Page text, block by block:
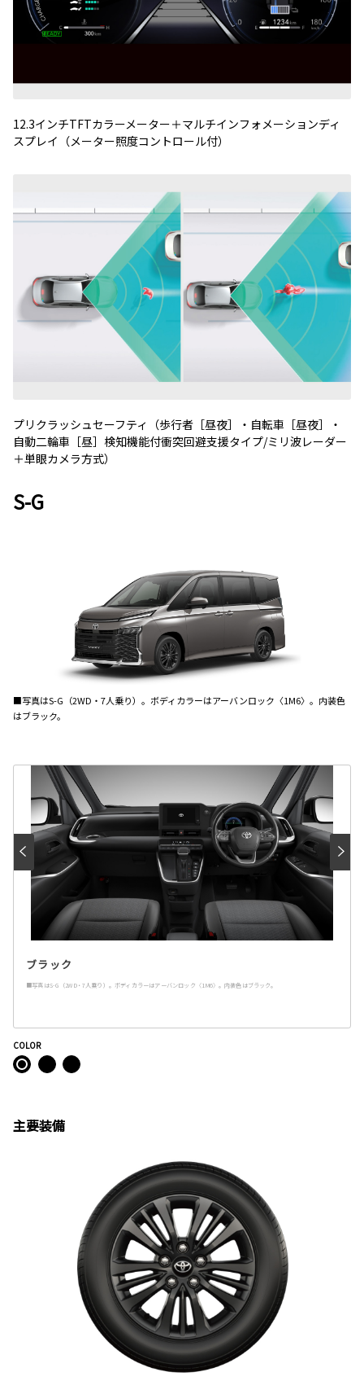
12.3インチTFTカラーメーター＋マルチインフォメーションディ
スプレイ（メーター照度コントロール付）
プリクラッシュセーフティ（歩行者［昼夜］・自転車［昼夜］・
自動二輪車［昼］検知機能付衝突回避支援タイプ/ミリ波レーダー
＋単眼カメラ方式）
S-G
■写真はS-G （2WD ・ 7人乗り）。ボディカラーはアーバンロック 〈1M6〉 。内装色
はブラック。
ブラック
■写真はS-G（2WD・7人乗り）。ボディカラーはアーバンロック〈1M6〉。内装色はブラック。
COLOR
主要装備